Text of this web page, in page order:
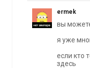
ermek
вы
я уже
если кто
здесь